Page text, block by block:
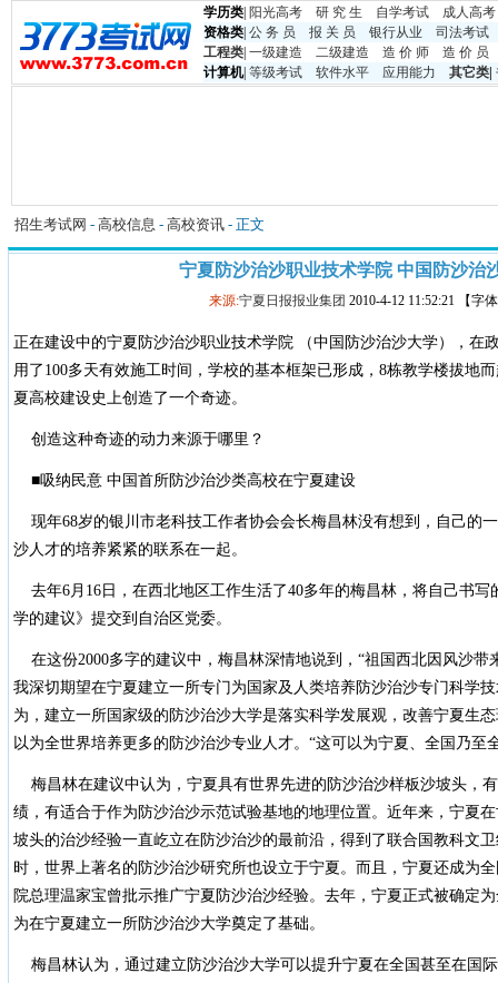
学历类 阳光高考 研 究 生 自学考试
成人高考
资格类 公 务 员 报 关 员 银行从业
司法考试
工程类 一级建造 二级建造 造 价 师
造 价 员
计算机| 等级考试 软件水平 应用能力 其它类
招生考试网 - 高校信息 - 高校资讯 - 正文
宁夏防沙治沙职业技术学院 中国防沙治
来源:宁夏日报报业集团 2010-4-12 11:52:21 【字
正在建设中的宁夏防沙治沙职业技术学院 （中国防沙治沙大学），在
用了100多天有效施工时间，学校的基本框架已形成，8栋教学楼拔地
夏高校建设史上创造了一个奇迹。
创造这种奇迹的动力来源于哪里？
■吸纳民意 中国首所防沙治沙类高校在宁夏建设
现年68岁的银川市老科技工作者协会会长梅昌林没有想到，自己的
沙人才的培养紧紧的联系在一起。
去年6月16日，在西北地区工作生活了40多年的梅昌林，将自己书写
学的建议》提交到自治区党委。
在这份2000多字的建议中，梅昌林深情地说到，“祖国西北因风沙带
我深切期望在宁夏建立一所专门为国家及人类培养防沙治沙专门科学
为，建立一所国家级的防沙治沙大学是落实科学发展观，改善宁夏生
以为全世界培养更多的防沙治沙专业人才。“这可以为宁夏、全国乃至
梅昌林在建议中认为，宁夏具有世界先进的防沙治沙样板沙坡头，
绩，有适合于作为防沙治沙示范试验基地的地理位置。近年来，宁夏
坡头的治沙经验一直屹立在防沙治沙的最前沿，得到了联合国教科文
时，世界上著名的防沙治沙研究所也设立于宁夏。而且，宁夏还成为
院总理温家宝曾批示推广宁夏防沙治沙经验。去年，宁夏正式被确定
为在宁夏建立一所防沙治沙大学奠定了基础。
梅昌林认为，通过建立防沙治沙大学可以提升宁夏在全国甚至在国